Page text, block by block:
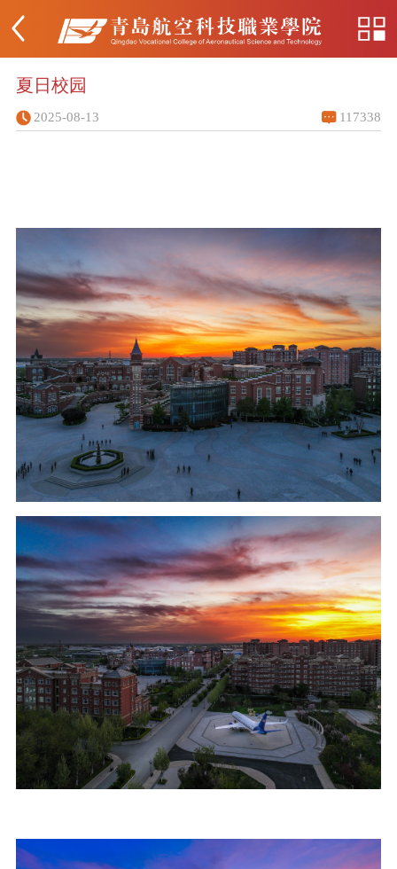
夏日校园
2025-08-13 117338